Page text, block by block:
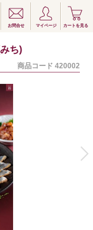
お問合せ マイページ カートを見る
ち)
商品コード 420002